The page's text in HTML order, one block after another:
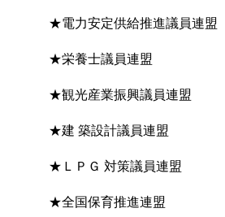
★電力安定供給推進議員連盟
★栄養士議員連盟
★観光産業振興議員連盟
★建 築設計議員連盟
★ＬＰＧ 対策議員連盟
★全国保育推進連盟